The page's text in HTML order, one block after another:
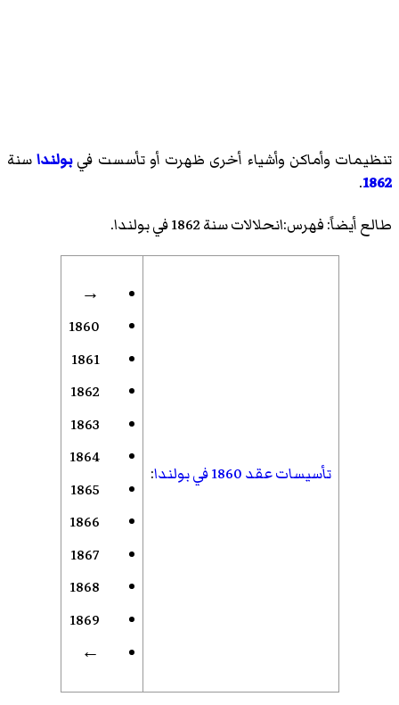
تنظيمات وأماكن وأشياء أخرى ظهرت أو تأسست فيبولنداسنة
1862
.
طالع أيضاً:فهرس:انحلالات سنة 1862 في بولندا .
تأسيسات عقد 1860 في بولندا :
→
1860
1861
1862
1863
1864
1865
1866
1867
1868
1869
←